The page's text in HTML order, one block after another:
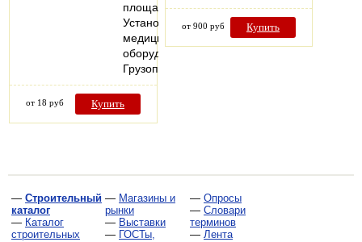
площадях;
Установка
медицинского
оборудования;
Грузоподъемные…
от 18 руб Купить
от 900 руб Купить
— Строительный
каталог
— Каталог
строительных
— Магазины и
рынки
— Выставки
— ГОСТы,
— Опросы
— Словари
терминов
— Лента